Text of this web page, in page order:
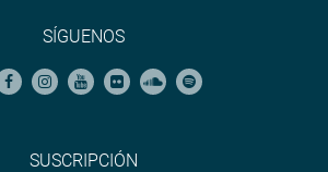
SÍGUENOS
SUSCRIPCIÓN